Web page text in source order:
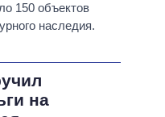
150 объектов
наследия.
на